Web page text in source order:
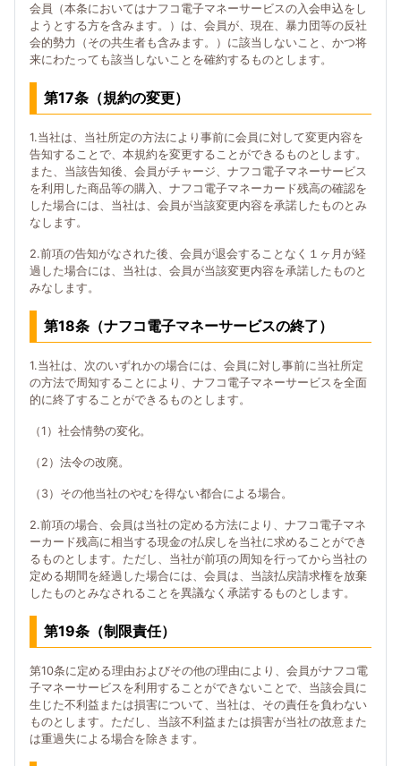
会員（本条においてはナフコ電子マネーサービスの入会申込をし
ようとする方を含みます。）は、会員が、現在、暴力団等の反社
会的勢力（その共生者も含みます。）に該当しないこと、かつ将
来にわたっても該当しないことを確約するものとします。
第17条（規約の変更）
1.当社は、当社所定の方法により事前に会員に対して変更内容を
告知することで、本規約を変更することができるものとします。
また、当該告知後、会員がチャージ、ナフコ電子マネーサービス
を利用した商品等の購入、ナフコ電子マネーカード残高の確認を
した場合には、当社は、会員が当該変更内容を承諾したものとみ
なします。
2.前項の告知がなされた後、会員が退会することなく１ヶ月が経
過した場合には、当社は、会員が当該変更内容を承諾したものと
みなします。
第18条（ナフコ電子マネーサービスの終了）
1.当社は、次のいずれかの場合には、会員に対し事前に当社所定
の方法で周知することにより、ナフコ電子マネーサービスを全面
的に終了することができるものとします。
（1）社会情勢の変化。
（2）法令の改廃。
（3）その他当社のやむを得ない都合による場合。
2.前項の場合、会員は当社の定める方法により、ナフコ電子マネ
ーカード残高に相当する現金の払戻しを当社に求めることができ
るものとします。ただし、当社が前項の周知を行ってから当社の
定める期間を経過した場合には、会員は、当該払戻請求権を放棄
したものとみなされることを異議なく承諾するものとします。
第19条（制限責任）
第10条に定める理由およびその他の理由により、会員がナフコ電
子マネーサービスを利用することができないことで、当該会員に
生じた不利益または損害について、当社は、その責任を負わない
ものとします。ただし、当該不利益または損害が当社の故意また
は重過失による場合を除きます。